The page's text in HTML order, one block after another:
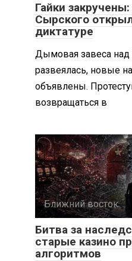
Гайки
Сырского
диктатуре
Дымовая завеса
развеялась, новые
объявлены.
возвращаться в
Ближний восток
Битва за
старые казино
алгоритмов